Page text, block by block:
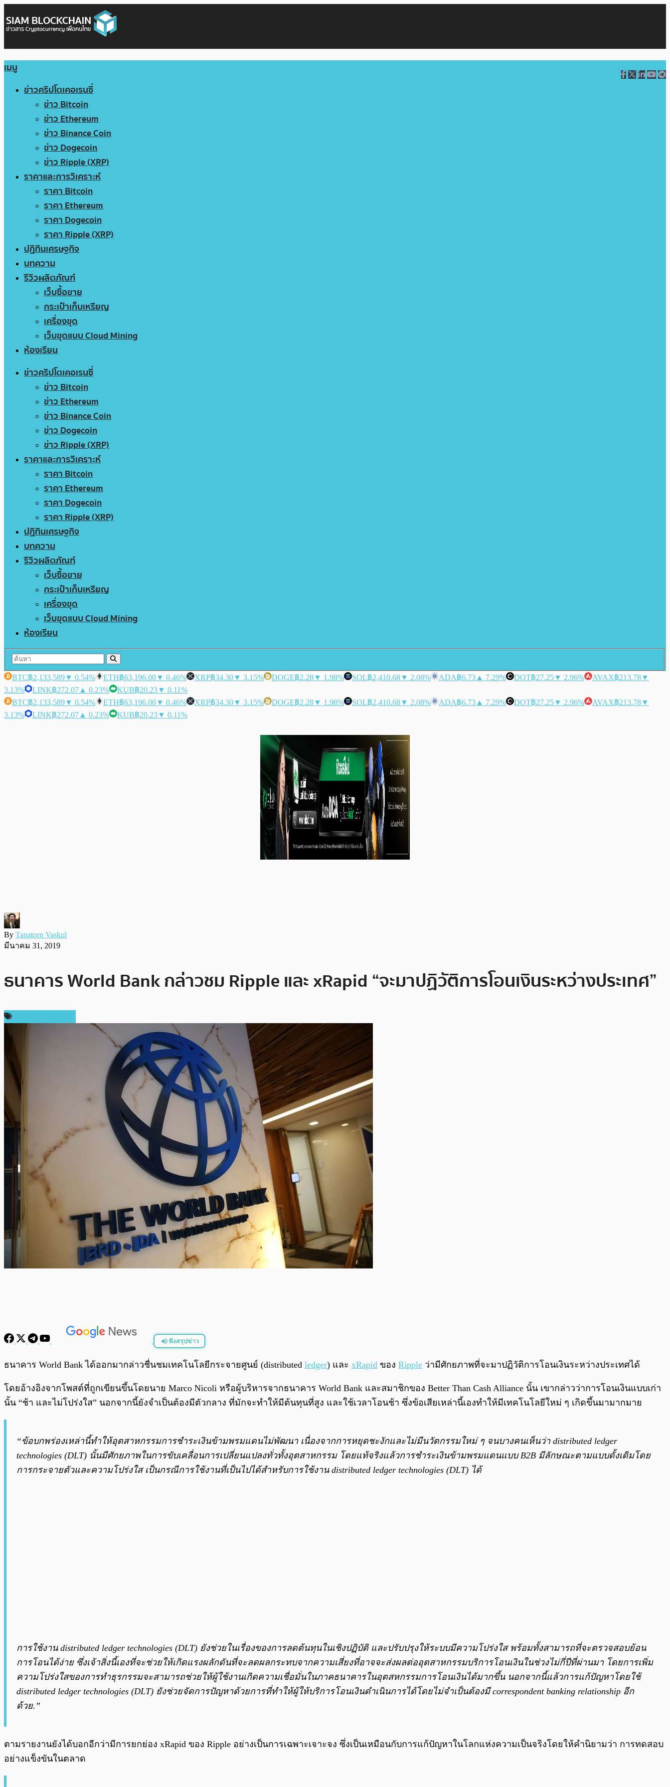
เมนู
ข่าวคริปโตเคอเรนซี่
ข่าว Bitcoin
ข่าว Ethereum
ข่าว Binance Coin
ข่าว Dogecoin
ข่าว Ripple (XRP)
ราคาและการวิเคราะห์
ราคา Bitcoin
ราคา Ethereum
ราคา Dogecoin
ราคา Ripple (XRP)
ปฏิทินเศรษฐกิจ
บทความ
รีวิวผลิตภัณฑ์
เว็บซื้อขาย
กระเป๋าเก็บเหรียญ
เครื่องขุด
เว็บขุดแบบ Cloud Mining
ห้องเรียน
ข่าวคริปโตเคอเรนซี่
ข่าว Bitcoin
ข่าว Ethereum
ข่าว Binance Coin
ข่าว Dogecoin
ข่าว Ripple (XRP)
ราคาและการวิเคราะห์
ราคา Bitcoin
ราคา Ethereum
ราคา Dogecoin
ราคา Ripple (XRP)
ปฏิทินเศรษฐกิจ
บทความ
รีวิวผลิตภัณฑ์
เว็บซื้อขาย
กระเป๋าเก็บเหรียญ
เครื่องขุด
เว็บขุดแบบ Cloud Mining
ห้องเรียน
BTC฿2,133,589▼ 0.54% ETH฿63,196.00▼ 0.46% XRP฿34.30▼ 3.15% DOGE฿2.28▼ 1.98% SOL฿2,410.68▼ 2.08% ADA฿6.73 ▲ 7.29% DOT฿27.25▼ 2.96% AVAX฿213.78▼
3.13%
LINK฿272.07 ▲ 0.23% KUB฿20.23▼ 0.11%
BTC฿2,133,589▼ 0.54% ETH฿63,196.00▼ 0.46% XRP฿34.30▼ 3.15% DOGE฿2.28▼ 1.98% SOL฿2,410.68▼ 2.08% ADA฿6.73 ▲ 7.29% DOT฿27.25▼ 2.96% AVAX฿213.78▼
3.13%
LINK฿272.07 ▲ 0.23% KUB฿20.23▼ 0.11%
By Tanatorn Vaskul
มีนาคม 31, 2019
ธนาคาร World Bank กล่าวชม Ripple และ xRapid “จะมาปฏิวัติการโอนเงินระหว่างประเทศ”
ฟังสรุปข่าว
พร้อมเล่น 0:00 0:00
ธนาคาร World Bank ได้ออกมากล่าวชื่นชมเทคโนโลยีกระจายศูนย์ (distributed ledger) และ xRapid ของ Ripple ว่ามีศักยภาพที่จะมาปฏิวัติการโอนเงินระหว่างประเทศได้
โดยอ้างอิงจากโพสต์ที่ถูกเขียนขึ้นโดยนาย Marco Nicoli หรือผู้บริหารจากธนาคาร World Bank และสมาชิกของ Better Than Cash Alliance นั้น เขากล่าวว่าการโอนเงินแบบเก่า
นั้น “ช้า และไม่โปร่งใส” นอกจากนี้ยังจำเป็นต้องมีตัวกลาง ที่มักจะทำให้มีต้นทุนที่สูง และใช้เวลาโอนช้า ซึ่งข้อเสียเหล่านี้เองทำให้มีเทคโนโลยีใหม่ ๆ เกิดขึ้นมามากมาย
“ข้อบกพร่องเหล่านี้ทำให้อุตสาหกรรมการชำระเงินข้ามพรมแดนไม่พัฒนา เนื่องจากการหยุดชะงักและไม่มีนวัตกรรมใหม่ ๆ จนบางคนเห็นว่า distributed ledger
technologies (DLT) นั้นมีศักยภาพในการขับเคลื่อนการเปลี่ยนแปลงทั่วทั้งอุตสาหกรรม โดยแท้จริงแล้วการชำระเงินข้ามพรมแดนแบบ B2B มีลักษณะตามแบบดั้งเดิมโดย
การกระจายตัวและความโปร่งใส เป็นกรณีการใช้งานที่เป็นไปได้สำหรับการใช้งาน distributed ledger technologies (DLT) ได้
การใช้งาน distributed ledger technologies (DLT) ยังช่วยในเรื่องของการลดต้นทุนในเชิงปฏิบัติ และปรับปรุงให้ระบบมีความโปร่งใส พร้อมทั้งสามารถที่จะตรวจสอบย้อน
การโอนได้ง่าย ซึ่งเจ้าสิ่งนี้เองที่จะช่วยให้เกิดแรงผลักดันที่จะลดผลกระทบจากความเสี่ยงที่อาจจะส่งผลต่ออุตสาหกรรมบริการโอนเงินในช่วงไม่กี่ปีที่ผ่านมา โดยการเพิ่ม
ความโปร่งใสของการทำธุรกรรมจะสามารถช่วยให้ผู้ใช้งานเกิดความเชื่อมั่นในภาคธนาคารในอุตสหกรรมการโอนเงินได้มากขึ้น นอกจากนี้แล้วการแก้ปัญหาโดยใช้
distributed ledger technologies (DLT) ยังช่วยจัดการปัญหาด้วยการที่ทำให้ผู้ให้บริการโอนเงินดำเนินการได้โดยไม่จำเป็นต้องมี correspondent banking relationship อีก
ด้วย.”
ตามรายงานยังได้บอกอีกว่ามีการยกย่อง xRapid ของ Ripple อย่างเป็นการเฉพาะเจาะจง ซึ่งเป็นเหมือนกับการแก้ปัญหาในโลกแห่งความเป็นจริงโดยให้คำนิยามว่า การทดสอบ
อย่างแข็งขันในตลาด